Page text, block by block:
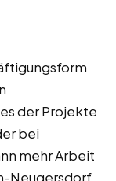
der Projekte
bei
mehr Arbeit
Neugersdorf